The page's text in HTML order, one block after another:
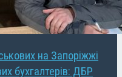
на Запоріжжі
бухгалтерів: ДБР